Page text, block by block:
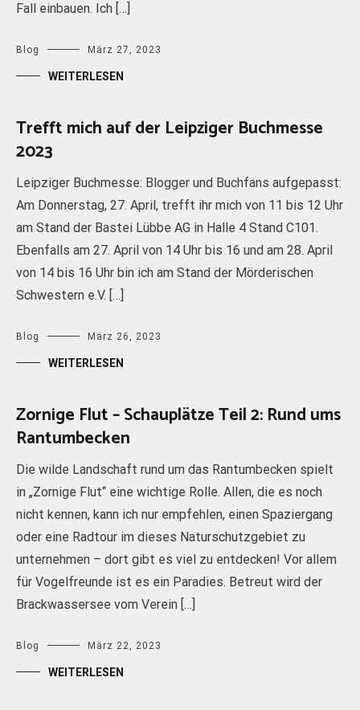
Fall einbauen. Ich […]
Blog März 27, 2023
WEITERLESEN
Trefft mich auf der Leipziger Buchmesse
2023
Leipziger Buchmesse: Blogger und Buchfans aufgepasst:
Am Donnerstag, 27. April, trefft ihr mich von 11 bis 12 Uhr
am Stand der Bastei Lübbe AG in Halle 4 Stand C101.
Ebenfalls am 27. April von 14 Uhr bis 16 und am 28. April
von 14 bis 16 Uhr bin ich am Stand der Mörderischen
Schwestern e.V. […]
Blog März 26, 2023
WEITERLESEN
Zornige Flut – Schauplätze Teil 2: Rund ums
Rantumbecken
Die wilde Landschaft rund um das Rantumbecken spielt
in „Zornige Flut“ eine wichtige Rolle. Allen, die es noch
nicht kennen, kann ich nur empfehlen, einen Spaziergang
oder eine Radtour im dieses Naturschutzgebiet zu
unternehmen – dort gibt es viel zu entdecken! Vor allem
für Vogelfreunde ist es ein Paradies. Betreut wird der
Brackwassersee vom Verein […]
Blog März 22, 2023
WEITERLESEN